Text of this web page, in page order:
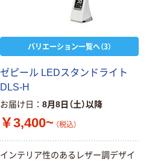
バリエーション一覧へ（3）
ゼピール LEDスタンドライト
DLS-H
お届け日 8月8日（土）以降
￥3,400~ （税込）
インテリア性のあるレザー調デザイ